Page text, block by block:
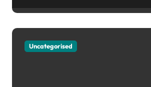
Uncategorised